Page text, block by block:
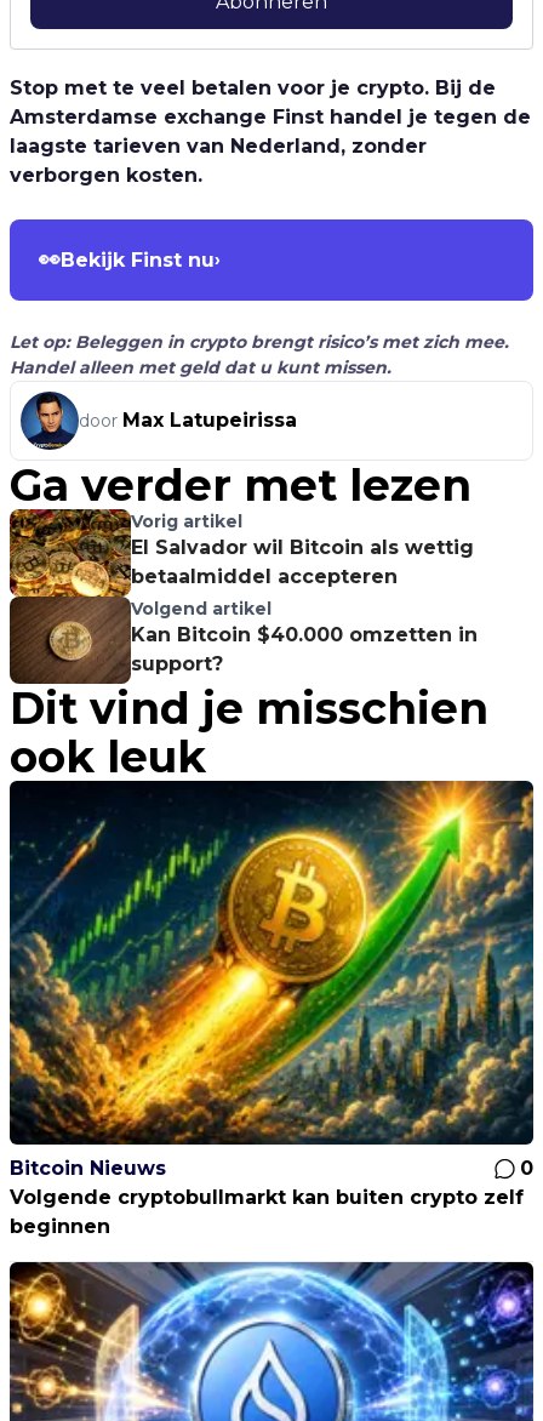
Stop met te veel betalen voor je crypto. Bij de
Amsterdamse exchange Finst handel je tegen de
laagste tarieven van Nederland, zonder
verborgen kosten.
👀Bekijk Finst nu›
Let op: Beleggen in crypto brengt risico’s met zich mee.
Handel alleen met geld dat u kunt missen.
door Max Latupeirissa
Ga verder met lezen
Vorig artikel
El Salvador wil Bitcoin als wettig
betaalmiddel accepteren
Volgend artikel
Kan Bitcoin $40.000 omzetten in
support?
Dit vind je misschien
ook leuk
Bitcoin Nieuws
0
Volgende cryptobullmarkt kan buiten crypto zelf
beginnen